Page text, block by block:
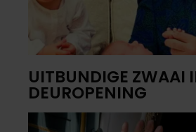
UITBUNDIGE ZWAAI
DEUROPENING